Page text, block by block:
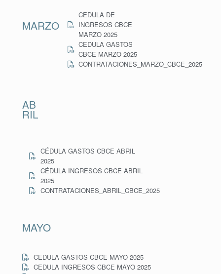
MARZO
CEDULA DE
INGRESOS CBCE
MARZO 2025
CEDULA GASTOS
CBCE MARZO 2025
CONTRATACIONES_MARZO_CBCE_2025
AB
RIL
CÉDULA GASTOS CBCE ABRIL
2025
CÉDULA INGRESOS CBCE ABRIL
2025
CONTRATACIONES_ABRIL_CBCE_2025
MAYO
CEDULA GASTOS CBCE MAYO 2025
CEDULA INGRESOS CBCE MAYO 2025